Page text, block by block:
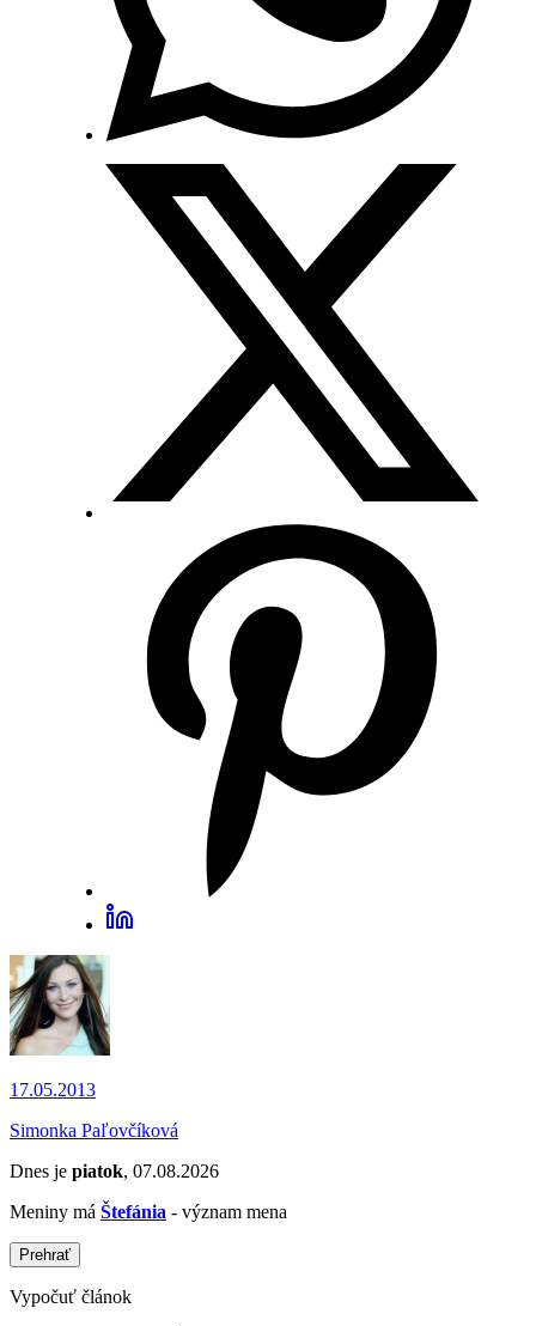
17.05.2013
Simonka Paľovčíková
Dnes je piatok, 07.08.2026
Meniny má Štefánia - význam mena
Prehrať
Vypočuť článok